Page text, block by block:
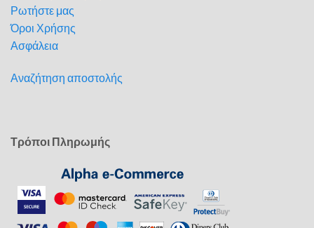
Ρωτήστε μας
Όροι Χρήσης
Ασφάλεια
Αναζήτηση αποστολής
Τρόποι Πληρωμής